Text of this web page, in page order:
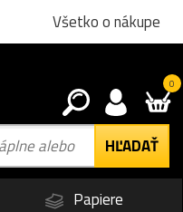
Všetko o nákupe
0
Papiere